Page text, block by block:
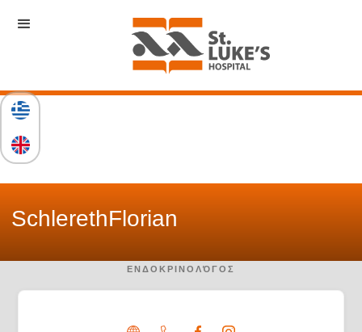
SchlerethFlorian
ΕΝΔΟΚΡΙΝΟΛΌΓΟΣ